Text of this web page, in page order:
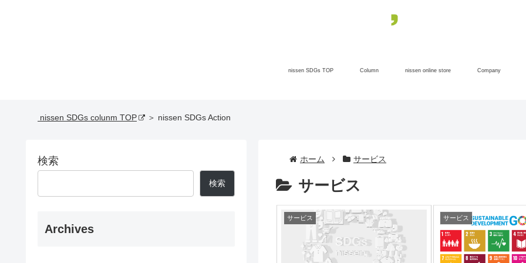
nissen SDGs TOP Column nissen online store Company
nissen SDGs colunm TOP ＞ nissen SDGs Action
ホーム サービス
サービス
サービス サービス
検索
検索
Archives